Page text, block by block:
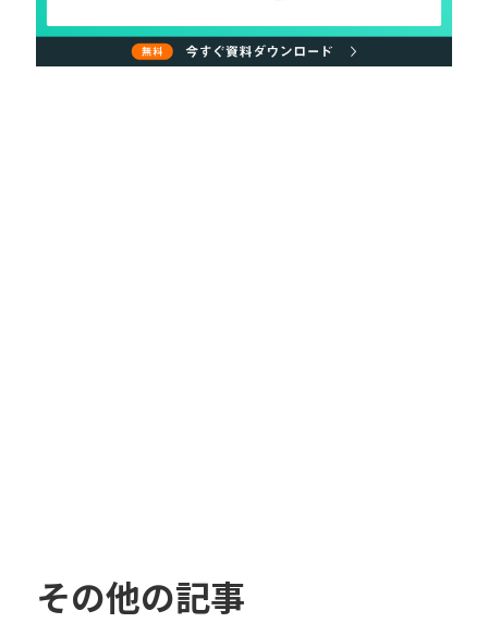
その他の記事